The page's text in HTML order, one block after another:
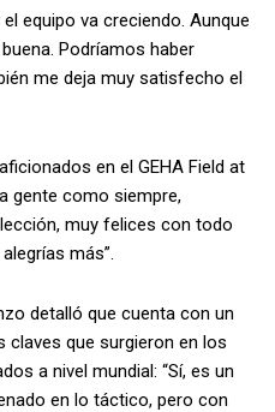
equipo va creciendo. Aunque
Podríamos haber
me deja muy satisfecho el
en el GEHA Field at
gente como siempre,
muy felices con todo
más”.
detalló que cuenta con un
que surgieron en los
a nivel mundial: “Sí, es un
en lo táctico, pero con